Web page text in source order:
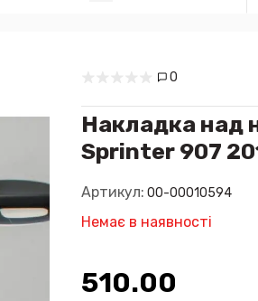
0
Накладка над
Sprinter 907
Артикул: 00-00010594
Немає в наявності
510.00₴